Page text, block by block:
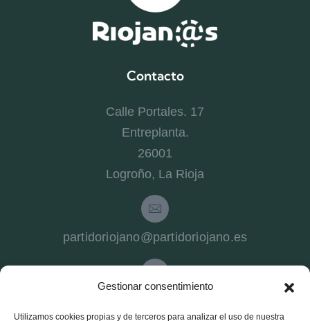
Gestionar consentimiento
Utilizamos cookies propias y de terceros para analizar el uso de nuestra
Contacto
Calle Portales. 17
Entreplanta.
26001
Logroño, La Rioja
partidoriojano@partidoriojano.es